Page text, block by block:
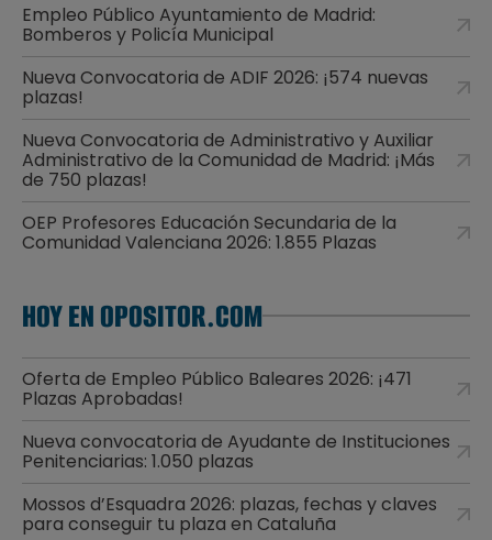
Empleo Público Ayuntamiento de Madrid:
Bomberos y Policía Municipal
Nueva Convocatoria de ADIF 2026: ¡574 nuevas
plazas!
Nueva Convocatoria de Administrativo y Auxiliar
Administrativo de la Comunidad de Madrid: ¡Más
de 750 plazas!
OEP Profesores Educación Secundaria de la
Comunidad Valenciana 2026: 1.855 Plazas
HOY EN OPOSITOR.COM
Oferta de Empleo Público Baleares 2026: ¡471
Plazas Aprobadas!
Nueva convocatoria de Ayudante de Instituciones
Penitenciarias: 1.050 plazas
Mossos d’Esquadra 2026: plazas, fechas y claves
para conseguir tu plaza en Cataluña